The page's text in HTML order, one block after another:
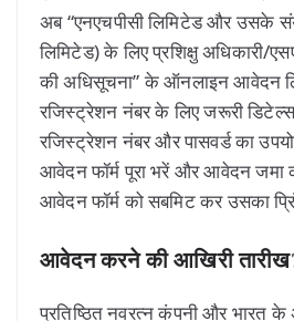
अब “एनएचपीसी लिमिटेड और उसके
लिमिटेड) के लिए प्रशिक्षु अधिकारी/
की अधिसूचना” के ऑनलाइन आवेदन
रजिस्ट्रेशन नंबर के लिए जरूरी
रजिस्ट्रेशन नंबर और पासवर्ड का
आवेदन फॉर्म पूरा भरें और आवेदन जमा
आवेदन फॉर्म को सबमिट कर उसका
आवेदन करने की आखिरी
प्रतिष्ठित नवरत्न कंपनी और भारत के